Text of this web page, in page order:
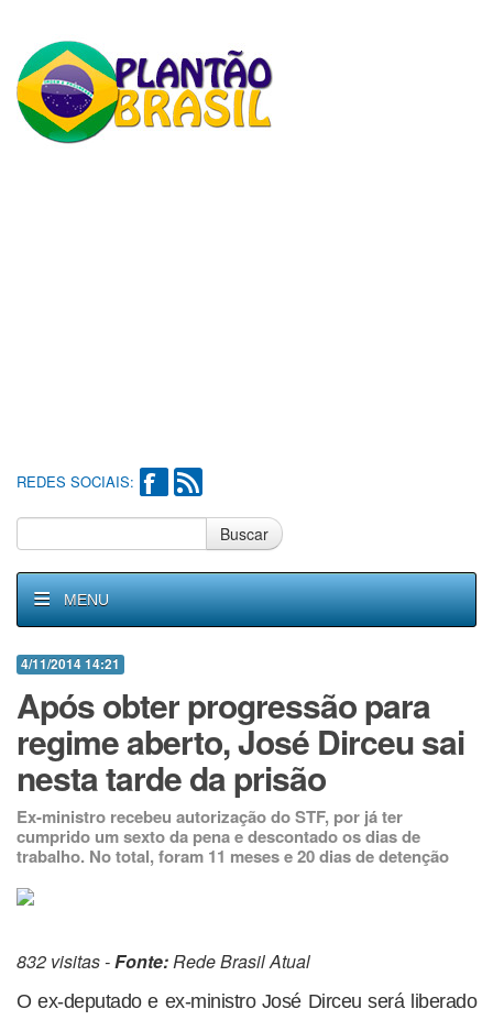
REDES SOCIAIS:
Buscar
MENU
4/11/2014 14:21
Após obter progressão para
regime aberto, José Dirceu sai
nesta tarde da prisão
Ex-ministro recebeu autorização do STF, por já ter
cumprido um sexto da pena e descontado os dias de
trabalho. No total, foram 11 meses e 20 dias de detenção
832 visitas -Fonte:Rede Brasil Atual
O ex-deputado e ex-ministro José Dirceu será liberado